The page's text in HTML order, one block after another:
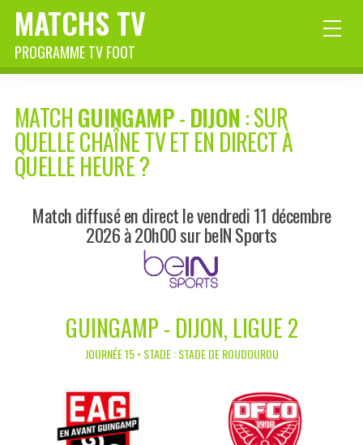
MATCHS TV
PROGRAMME TV FOOT
MATCHGUINGAMP-DIJON: SUR
QUELLE CHAÎNE TV ET EN DIRECT À
QUELLE HEURE ?
Match diffusé en direct le vendredi 11 décembre
2026 à 20h00 sur beIN Sports
GUINGAMP - DIJON, LIGUE 2
JOURNÉE 15 • STADE : STADE DE ROUDOUROU